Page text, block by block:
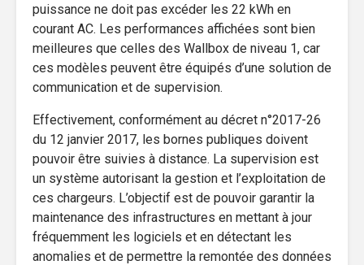
puissance ne doit pas excéder les 22 kWh en
courant AC. Les performances affichées sont bien
meilleures que celles des Wallbox de niveau 1, car
ces modèles peuvent être équipés d’une solution de
communication et de supervision.
Effectivement, conformément au décret n°2017-26
du 12 janvier 2017, les bornes publiques doivent
pouvoir être suivies à distance. La supervision est
un système autorisant la gestion et l’exploitation de
ces chargeurs. L’objectif est de pouvoir garantir la
maintenance des infrastructures en mettant à jour
fréquemment les logiciels et en détectant les
anomalies et de permettre la remontée des données